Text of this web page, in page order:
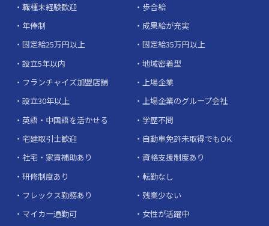
職種未経験歓迎
歩合給
年俸制
成果給が充実
固定給25万円以上
固定給35万円以上
設立5年以内
地域密着型
フランチャイズ加盟店舗
上場企業
設立30年以上
上場企業のグループ会社
英語・中国語を活かせる
学歴不問
宅建取引士歓迎
自動車免許未取得でもOK
社宅・家賃補助あり
資格支援制度あり
研修制度あり
転勤なし
フレックス勤務あり
残業少ない
マイカー通勤可
女性が活躍中